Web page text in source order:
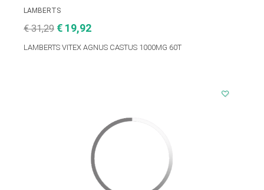
LAMBERTS
€ 31,29 € 19,92
LAMBERTS VITEX AGNUS CASTUS 1000MG 60T